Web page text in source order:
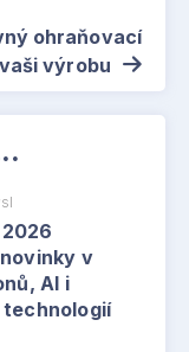
ohraňovací
výrobu
v
AI i